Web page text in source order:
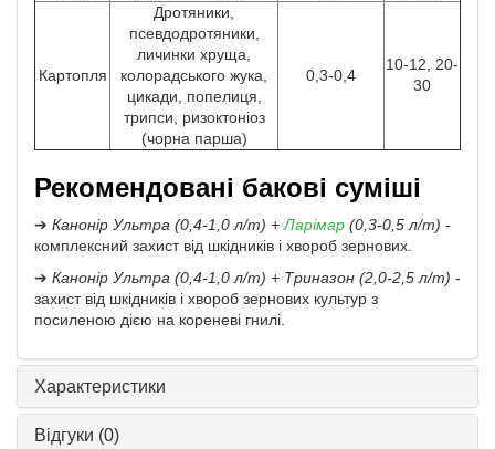
Картопля
Дротяники,
псевдодротяники,
личинки хруща,
колорадського жука,
цикади, попелиця,
трипси, ризоктоніоз
(чорна парша)
0,3-0,4
10-12, 20-
30
Рекомендовані бакові суміші
➔ Канонір Ультра (0,4-1,0 л/т) + Ларімар (0,3-0,5 л/т) -
комплексний захист від шкідників і хвороб зернових.
➔ Канонір Ультра (0,4-1,0 л/т) + Триназон (2,0-2,5 л/т) -
захист від шкідників і хвороб зернових культур з
посиленою дією на кореневі гнилі.
Характеристики
Відгуки (0)